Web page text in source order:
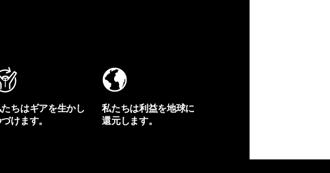
ちはギアを生かし
けます。
私たちは利益を地球に
還元します。